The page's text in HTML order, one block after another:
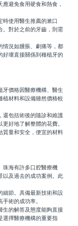
避免食用硬食和熱食，
使用醫生推薦的漱口
。對於之前的牙齒，則需
況如腫脹、劇痛等，都
好壞直接關係到種植牙的
價格因醫療機構、醫生
植材料和設備雖然價格較
包括術後的隨診和維護
好地了解整體的花費。
量和安全，便宜的材料
海有許多口腔醫療機
以及過去的成功案例。此
節。具備最新技術和設
術的成功率。
的解答及態度能夠直接
選擇醫療機構的重要指